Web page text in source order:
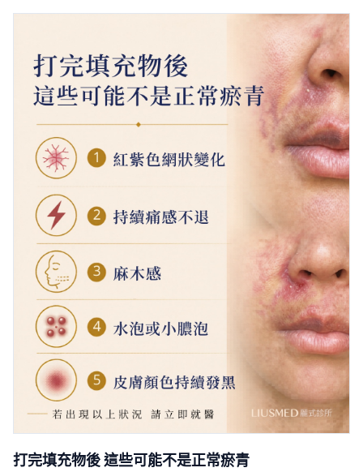
打完填充物後 這些可能不是正常瘀青